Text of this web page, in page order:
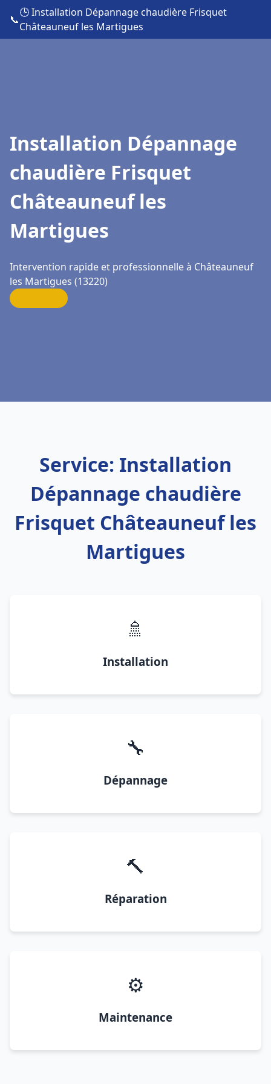
📞
🕒 Installation Dépannage chaudière Frisquet
Châteauneuf les Martigues
Installation Dépannage
chaudière Frisquet
Châteauneuf les
Martigues
Intervention rapide et professionnelle à Châteauneuf
les Martigues (13220)
Service: Installation
Dépannage chaudière
Frisquet Châteauneuf les
Martigues
🚿
Installation
🔧
Dépannage
🔨
Réparation
⚙️
Maintenance